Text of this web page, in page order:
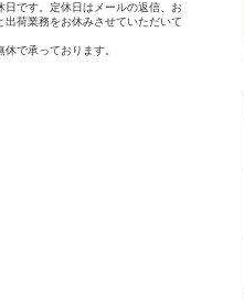
日です。定休日はメールの返信、お
出荷業務をお休みさせていただいて
休で承っております。